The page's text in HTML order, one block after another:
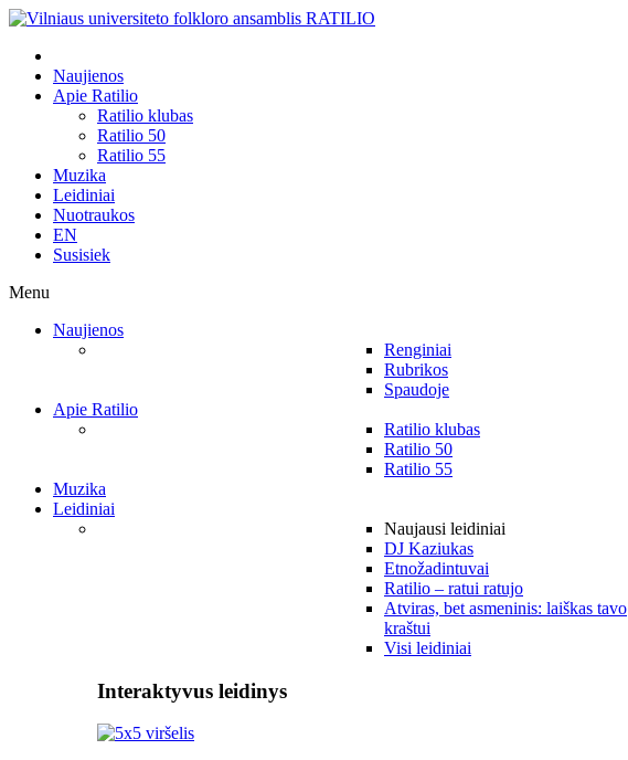
Naujienos
Apie Ratilio
Ratilio klubas
Ratilio 50
Ratilio 55
Muzika
Leidiniai
Nuotraukos
EN
Susisiek
Menu
Naujienos
Renginiai
Rubrikos
Spaudoje
Apie Ratilio
Ratilio klubas
Ratilio 50
Ratilio 55
Muzika
Leidiniai
Naujausi leidiniai
DJ Kaziukas
Etnožadintuvai
Ratilio – ratui ratujo
Atviras, bet asmeninis: laiškas tavo
kraštui
Visi leidiniai
Interaktyvus leidinys